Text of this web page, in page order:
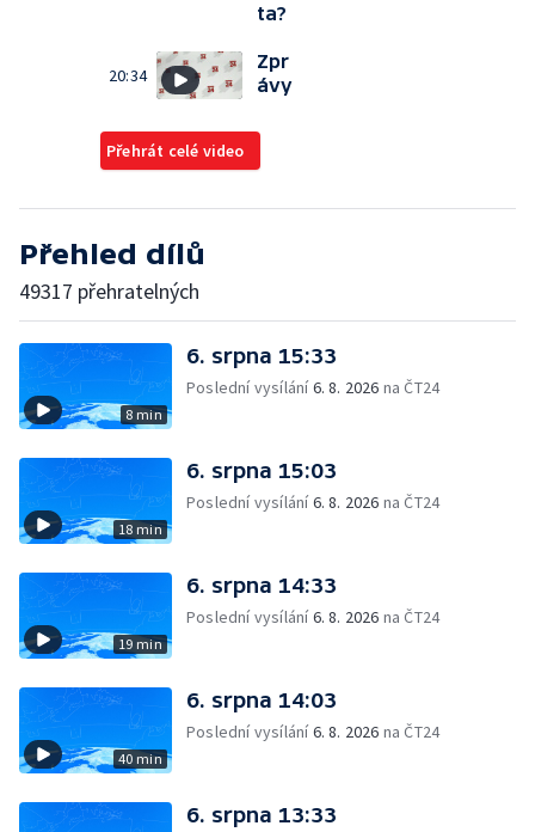
ta?
20:34
Zpr
ávy
Přehrát celé video
Přehled dílů
49317 přehratelných
8 min
6. srpna 15:33
Poslední vysílání6. 8. 2026 na ČT24
18 min
6. srpna 15:03
Poslední vysílání6. 8. 2026 na ČT24
19 min
6. srpna 14:33
Poslední vysílání6. 8. 2026 na ČT24
40 min
6. srpna 14:03
Poslední vysílání6. 8. 2026 na ČT24
6. srpna 13:33